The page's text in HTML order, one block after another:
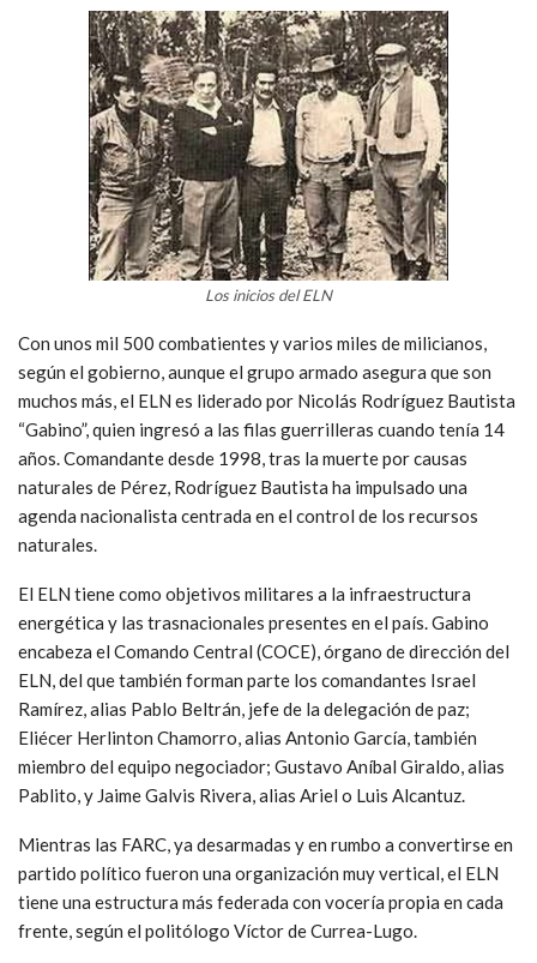
Los inicios del ELN
Con unos mil 500 combatientes y varios miles de milicianos,
según el gobierno, aunque el grupo armado asegura que son
muchos más, el ELN es liderado por Nicolás Rodríguez Bautista
“Gabino”, quien ingresó a las filas guerrilleras cuando tenía 14
años. Comandante desde 1998, tras la muerte por causas
naturales de Pérez, Rodríguez Bautista ha impulsado una
agenda nacionalista centrada en el control de los recursos
naturales.
El ELN tiene como objetivos militares a la infraestructura
energética y las trasnacionales presentes en el país. Gabino
encabeza el Comando Central (COCE), órgano de dirección del
ELN, del que también forman parte los comandantes Israel
Ramírez, alias Pablo Beltrán, jefe de la delegación de paz;
Eliécer Herlinton Chamorro, alias Antonio García, también
miembro del equipo negociador; Gustavo Aníbal Giraldo, alias
Pablito, y Jaime Galvis Rivera, alias Ariel o Luis Alcantuz.
Mientras las FARC, ya desarmadas y en rumbo a convertirse en
partido político fueron una organización muy vertical, el ELN
tiene una estructura más federada con vocería propia en cada
frente, según el politólogo Víctor de Currea-Lugo.